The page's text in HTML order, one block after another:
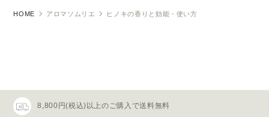
HOME アロマソムリエ ヒノキの香りと効能・使い方
8,800円(税込)以上のご購入で送料無料